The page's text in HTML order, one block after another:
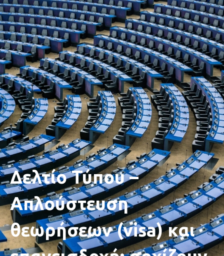
Δελτίο Τύπου –
Απλούστευση
θεωρήσεων (visa) και